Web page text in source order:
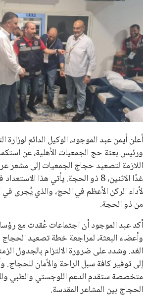
اخبار الرياضة
منوعات
فن وثقافة
علوم وتكنولوجيا
المرأة والجمال
محافظات
أعلن أيمن عبد الموجود، الوكيل الدائم لوزارة
ورئيس بعثة حج الجمعيات الأهلية، عن
اللازمة لتصعيد حجاج الجمعيات إلى مشعر
غدًا الاثنين، 8 ذو الحجة. يأتي هذا
لأداء الركن الأعظم في الحج، والذي يُجرى في
من ذو الحجة.
أكد عبد الموجود أن اجتماعات عُقدت مع
وأعضاء البعثة، لمراجعة خطة تصعيد
الغد. وشدد على ضرورة الالتزام بالجدول
إلى توفير كافة سبل الراحة والأمان
متخصصة ستقدم الدعم اللوجستي والطبي
الحجاج بين المشاعر المقدسة.